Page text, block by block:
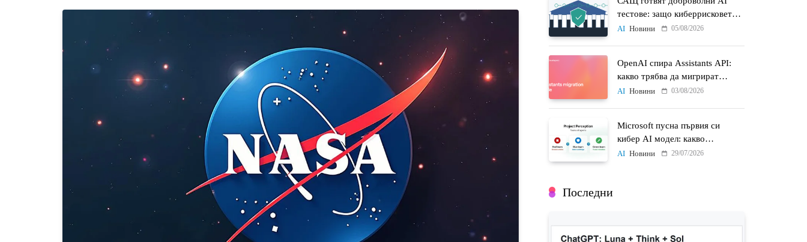
тестове: защо киберрисковете
на моделите стават
AI Новини 05/08/2026
OpenAI спира Assistants API:
какво трябва да мигрират
разработчиците до 26 август
AI Новини 03/08/2026
Microsoft пусна първия си
кибер AI модел: какво
променят MAI-Cyber-1-Flash и
AI Новини 29/07/2026
Последни